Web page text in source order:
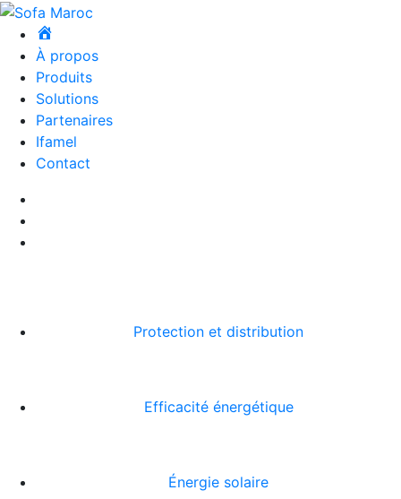
À propos
Produits
Solutions
Partenaires
Ifamel
Contact
Protection et distribution
Efficacité énergétique
Énergie solaire